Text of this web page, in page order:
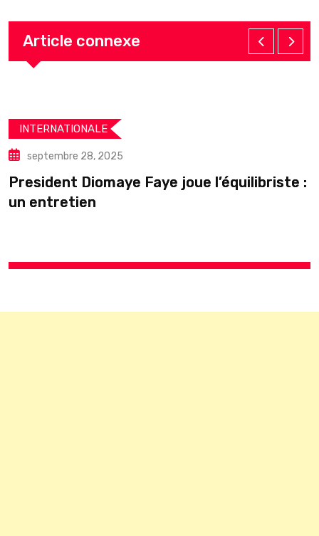
Article connexe
INTERNATIONALE
septembre 28, 2025
President Diomaye Faye joue l’équilibriste :
un entretien